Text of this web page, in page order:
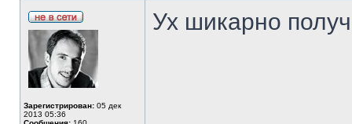
Зарегистрирован: 05 дек
2013 05:36
Ух шикарно